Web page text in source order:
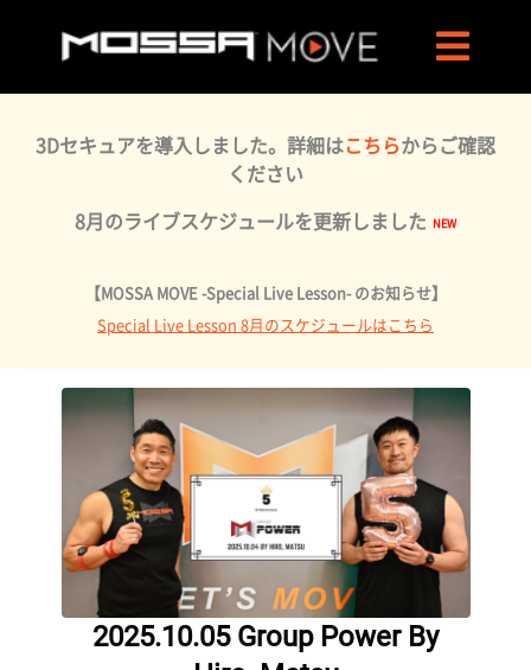
3Dセキュアを導入しました。詳細はこちらからご確認
ください
8月のライブスケジュールを更新しました
【MOSSA MOVE -Special Live Lesson- のお知らせ】
Special Live Lesson 8月のスケジュールはこちら
2025.10.05 Group Power By